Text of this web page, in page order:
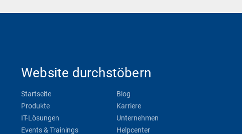
Website durchstöbern
Startseite
Produkte
IT-Lösungen
Events & Trainings
Blog
Karriere
Unternehmen
Helpcenter